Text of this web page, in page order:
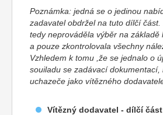
Poznámka: jedná se o jedinou
zadavatel obdržel na tuto dílčí
tedy neprováděla výběr na
a pouze zkontrolovala všechny
Vzhledem k tomu ,že se jednalo o
souiladu se zadávací dokumentací,
uchazeče jako vítězného
Vítězný dodavatel - dílčí